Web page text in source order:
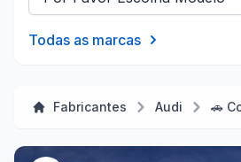
Todas as marcas
Fabricantes Audi 🚗